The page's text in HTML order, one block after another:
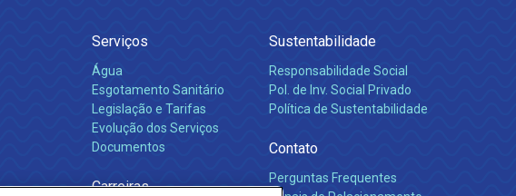
Serviços
Água
Esgotamento Sanitário
Legislação e Tarifas
Evolução dos Serviços
Documentos
Carreiras
Sustentabilidade
Responsabilidade Social
Pol. de Inv. Social Privado
Política de Sustentabilidade
Contato
Perguntas Frequentes